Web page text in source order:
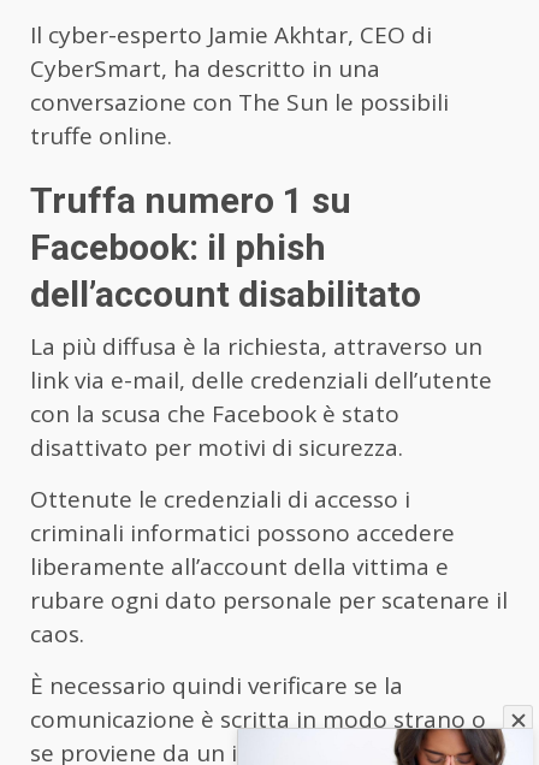
Il cyber-esperto Jamie Akhtar, CEO di
CyberSmart, ha descritto in una
conversazione con The Sun le possibili
truffe online.
Truffa numero 1 su
Facebook: il phish
dell’account disabilitato
La più diffusa è la richiesta, attraverso un
link via e-mail, delle credenziali dell’utente
con la scusa che Facebook è stato
disattivato per motivi di sicurezza.
Ottenute le credenziali di accesso i
criminali informatici possono accedere
liberamente all’account della vittima e
rubare ogni dato personale per scatenare il
caos.
È necessario quindi verificare se la
comunicazione è scritta in modo strano o
se proviene da un indirizzo-mail ufficiale di